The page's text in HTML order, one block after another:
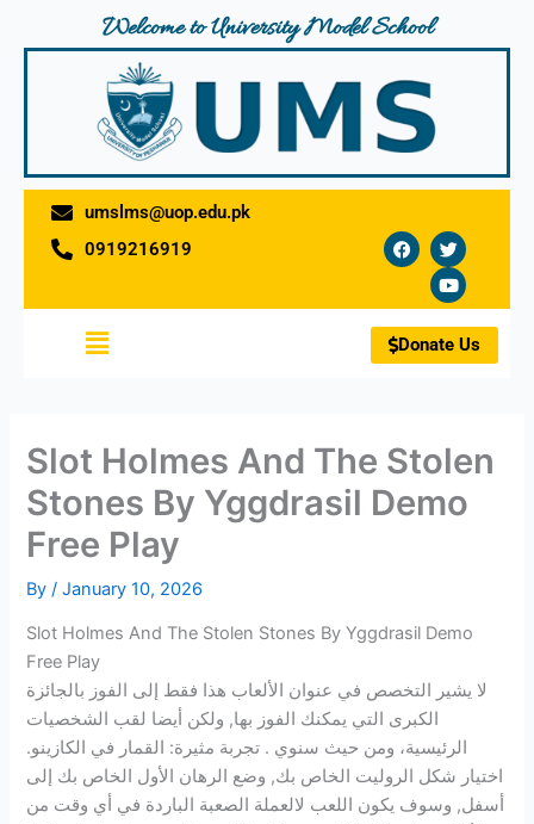
Welcome to University Model School
umslms@uop.edu.pk
0919216919
F
a
c
b
o
o
k
T
w
i
t
t
e
r
Y
o
u
t
u
b
e
Menu Donate Us
Slot Holmes And The Stolen
Stones By Yggdrasil Demo
Free Play
By/January 10, 2026
Slot Holmes And The Stolen Stones By Yggdrasil Demo
Free Play
لا يشير التخصص في عنوان الألعاب هذا فقط إلى الفوز بالجائزة
الكبرى التي يمكنك الفوز بها, ولكن أيضا لقب الشخصيات
الرئيسية، ومن حيث سنوي . تجربة مثيرة: القمار في الكازينو.
اختيار شكل الروليت الخاص بك, وضع الرهان الأول الخاص بك إلى
أسفل, وسوف يكون اللعب لالعملة الصعبة الباردة في أي وقت من